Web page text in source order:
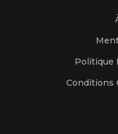
Politique
Conditions